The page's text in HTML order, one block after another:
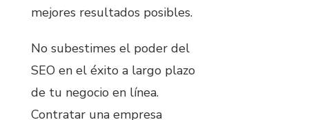
mejores resultados posibles.
No subestimes el poder del
SEO en el éxito a largo plazo
de tu negocio en línea.
Contratar una empresa